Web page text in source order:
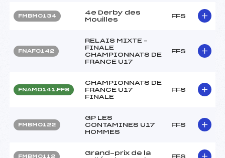
FMBM0134
4e Derby des
Mouilles
FFS
FNAF0142
RELAIS MIXTE –
FINALE
CHAMPIONNATS DE
FRANCE U17
FFS
FNAM0141.FFS
CHAMPIONNATS DE
FRANCE U17
FINALE
FFS
FMBM0122
GP LES
CONTAMINES U17
HOMMES
FFS
FMBM0112
Grand-prix de la
FFS